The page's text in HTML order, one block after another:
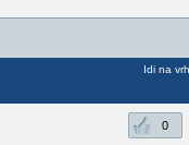
Idi na vrh
0